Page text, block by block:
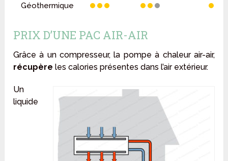
Géothermique
PRIX D’UNE PAC AIR-AIR
Grâce à un compresseur, la pompe à chaleur air-air,
récupère les calories présentes dans l’air extérieur.
Un
liquide